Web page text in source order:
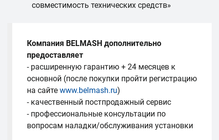
совместимость технических средств»
Компания BELMASH дополнительно
предоставляет
- расширенную гарантию + 24 месяцев к
основной (после покупки пройти регистрацию
на сайте www.belmash.ru)
- качественный постпродажный сервис
- профессиональные консультации по
вопросам наладки/обслуживания установки